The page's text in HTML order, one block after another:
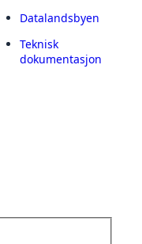
Datalandsbyen
Teknisk
dokumentasjon